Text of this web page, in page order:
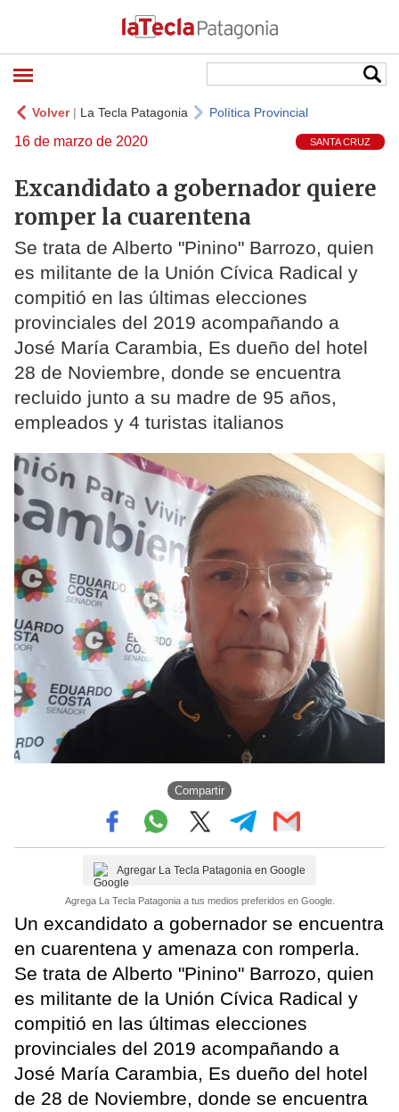
Volver| La Tecla Patagonia Política Provincial
16 de marzo de 2020 SANTA CRUZ
Excandidato a gobernador quiere
romper la cuarentena
Se trata de Alberto "Pinino" Barrozo, quien
es militante de la Unión Cívica Radical y
compitió en las últimas elecciones
provinciales del 2019 acompañando a
José María Carambia, Es dueño del hotel
28 de Noviembre, donde se encuentra
recluido junto a su madre de 95 años,
empleados y 4 turistas italianos
Compartir
Agregar La Tecla Patagonia en Google
Agrega La Tecla Patagonia a tus medios preferidos en Google.
Un excandidato a gobernador se encuentra
en cuarentena y amenaza con romperla.
Se trata de Alberto "Pinino" Barrozo, quien
es militante de la Unión Cívica Radical y
compitió en las últimas elecciones
provinciales del 2019 acompañando a
José María Carambia, Es dueño del hotel
de 28 de Noviembre, donde se encuentra